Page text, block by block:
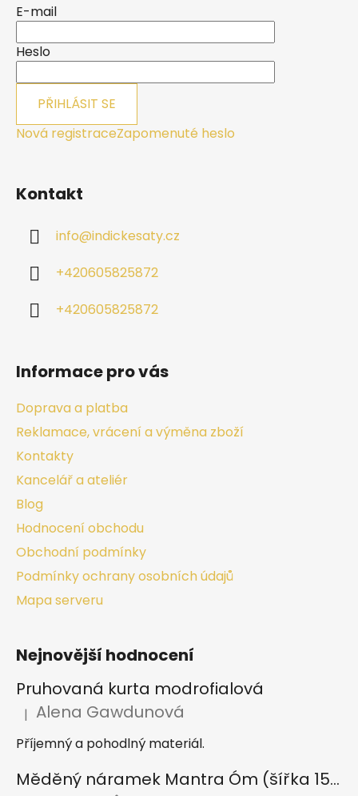
E-mail
Heslo
PŘIHLÁSIT SE
Nová registraceZapomenuté heslo
Kontakt
info@indickesaty.cz
+420605825872
+420605825872
Informace pro vás
Doprava a platba
Reklamace, vrácení a výměna zboží
Kontakty
Kancelář a ateliér
Blog
Hodnocení obchodu
Obchodní podmínky
Podmínky ochrany osobních údajů
Mapa serveru
Nejnovější hodnocení
Pruhovaná kurta modrofialová
Hodnocení produktu je 5 z 5 hvězdiček.
| Alena Gawdunová
Příjemný a pohodlný materiál.
Měděný náramek Mantra Óm (šířka 15 mm)